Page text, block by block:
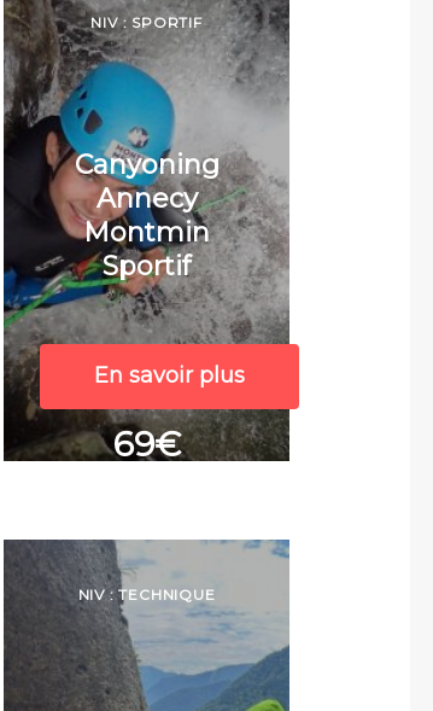
NIV : SPORTIF
Canyoning
Annecy
Montmin
Sportif
En savoir plus
69€
NIV : TECHNIQUE